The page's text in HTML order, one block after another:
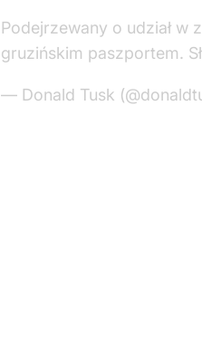
Podejrzewany o udział w
gruzińskim paszportem.
— Donald Tusk